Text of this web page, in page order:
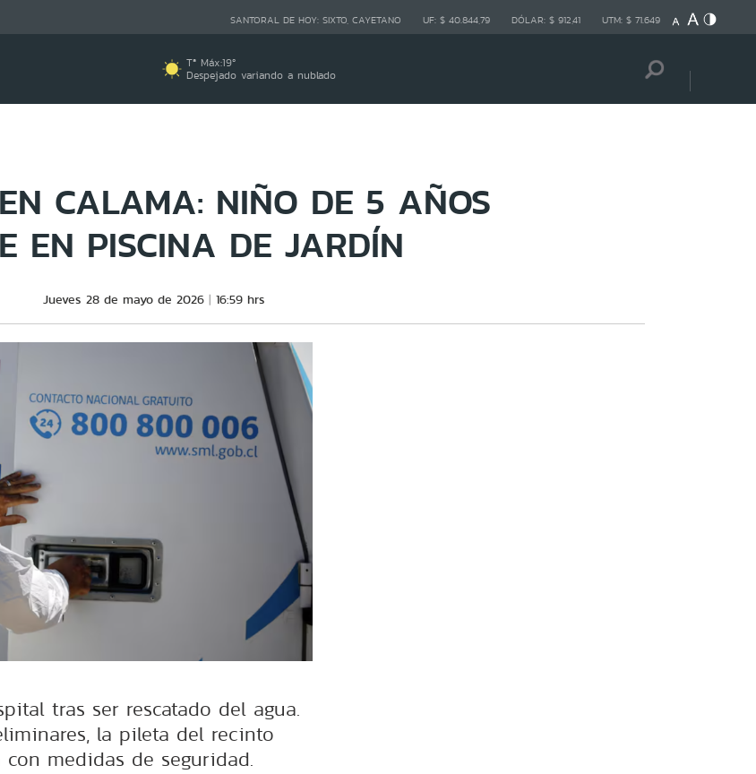
SANTORAL DE HOY: SIXTO, CAYETANO UF: $ 40.844,79 DÓLAR: $ 912,41 UTM: $ 71.649
Tª Máx:19º
Despejado variando a nublado
CALAMA: NIÑO DE 5 AÑOS
EN PISCINA DE JARDÍN
Jueves 28 de mayo de 2026 16:59 hrs
tras ser rescatado del agua.
la pileta del recinto
medidas de seguridad.